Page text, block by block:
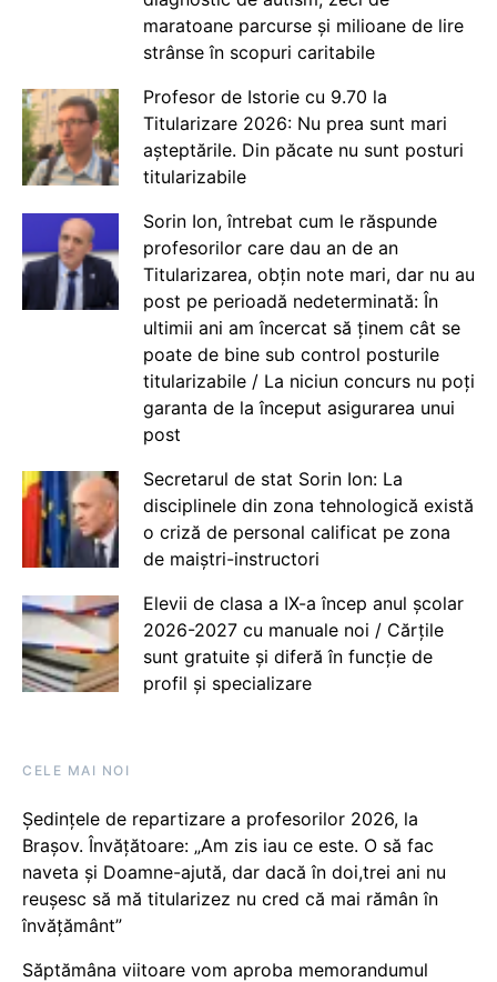
maratoane parcurse și milioane de lire
strânse în scopuri caritabile
Profesor de Istorie cu 9.70 la
Titularizare 2026: Nu prea sunt mari
așteptările. Din păcate nu sunt posturi
titularizabile
Sorin Ion, întrebat cum le răspunde
profesorilor care dau an de an
Titularizarea, obțin note mari, dar nu au
post pe perioadă nedeterminată: În
ultimii ani am încercat să ținem cât se
poate de bine sub control posturile
titularizabile / La niciun concurs nu poți
garanta de la început asigurarea unui
post
Secretarul de stat Sorin Ion: La
disciplinele din zona tehnologică există
o criză de personal calificat pe zona
de maiștri-instructori
Elevii de clasa a IX-a încep anul școlar
2026-2027 cu manuale noi / Cărțile
sunt gratuite și diferă în funcție de
profil și specializare
CELE MAI NOI
Ședințele de repartizare a profesorilor 2026, la
Brașov. Învățătoare: „Am zis iau ce este. O să fac
naveta și Doamne-ajută, dar dacă în doi,trei ani nu
reușesc să mă titularizez nu cred că mai rămân în
învățământ”
Săptămâna viitoare vom aproba memorandumul